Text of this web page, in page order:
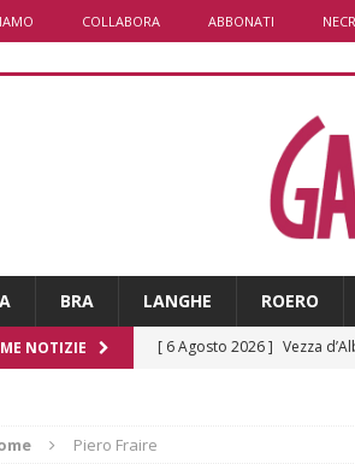
COLLABORA ABBONATI
BRA LANGHE ROERO
NOTIZIE [ 6 Agosto 2026 ] La bella
Piero Fraire